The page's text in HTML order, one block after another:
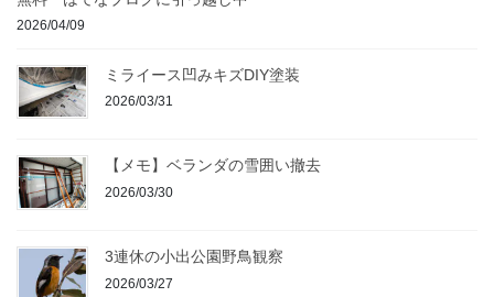
2026/04/09
ミライース凹みキズDIY塗装
2026/03/31
【メモ】ベランダの雪囲い撤去
2026/03/30
3連休の小出公園野鳥観察
2026/03/27